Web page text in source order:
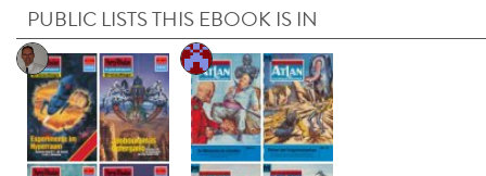
PUBLIC LISTS THIS EBOOK IS IN